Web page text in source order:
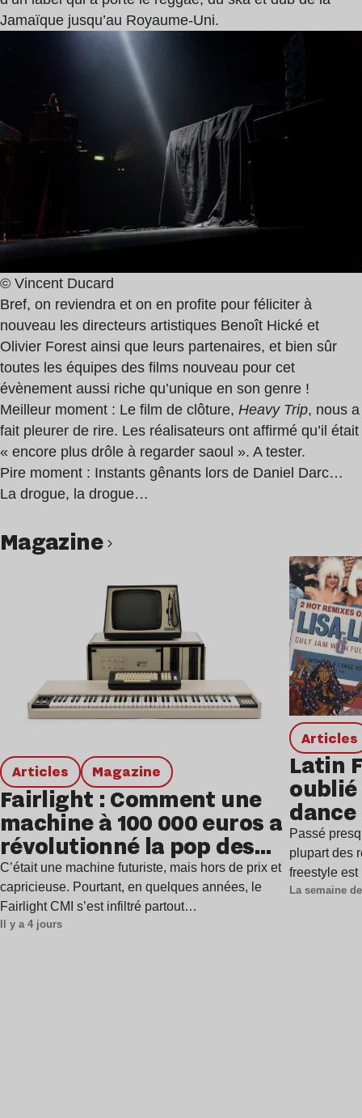
Jamaïque jusqu’au Royaume-Uni.
© Vincent Ducard
Bref, on reviendra et on en profite pour féliciter à
nouveau les directeurs artistiques Benoît Hické et
Olivier Forest ainsi que leurs partenaires, et bien sûr
toutes les équipes des films nouveau pour cet
évènement aussi riche qu’unique en son genre !
Meilleur moment : Le film de clôture, Heavy Trip, nous a
fait pleurer de rire. Les réalisateurs ont affirmé qu’il était
« encore plus drôle à regarder saoul ». A tester.
Pire moment : Instants gênants lors de Daniel Darc…
La drogue, la drogue…
magazine
Articles magazine
Fairlight : Comment une
machine à 100 000 euros a
révolutionné la pop des
années 1980 ?
C’était une machine futuriste, mais hors de prix et
capricieuse. Pourtant, en quelques années, le
Fairlight CMI s’est infiltré partout…
Il y a 4 jours
Articles
Latin
oublié
Passé
plupart des
freestyle
La semaine